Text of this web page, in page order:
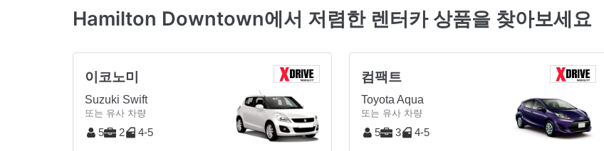
Hamilton Downtown에서 저렴한 렌터카 상품을 찾아보세요
이코노미
Suzuki Swift
또는 유사 차량
5 2 4-5
컴팩트
Toyota Aqua
또는 유사 차량
5 3 4-5